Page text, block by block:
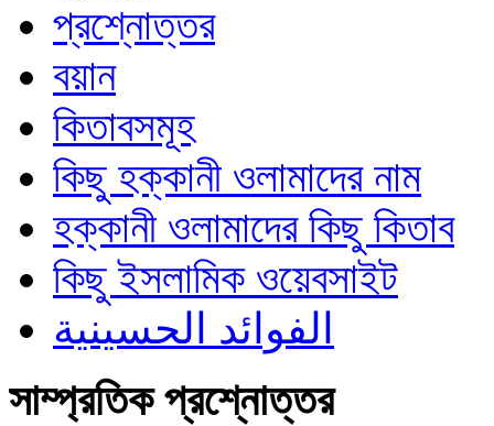
প্রশ্নোত্তর
বয়ান
কিতাবসমূহ
কিছু হক্কানী ওলামাদের নাম
হক্কানী ওলামাদের কিছু কিতাব
কিছু ইসলামিক ওয়েবসাইট
الفوائد الحسينية
সাম্প্রতিক প্রশ্নোত্তর